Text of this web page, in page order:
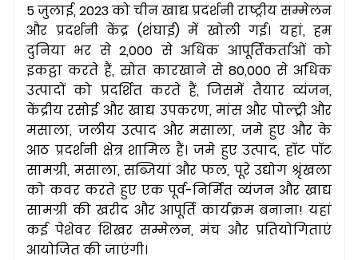
5 जुलाई, 2023 को चीन खाद्य प्रदर्शनी राष्ट्रीय सम्मेलन
और प्रदर्शनी केंद्र (शंघाई) में खोली गई। यहां, हम
दुनिया भर से 2,000 से अधिक आपूर्तिकर्ताओं को
इकट्ठा करते हैं, स्रोत कारखाने से 80,000 से अधिक
उत्पादों को प्रदर्शित करते हैं, जिसमें तैयार व्यंजन,
केंद्रीय रसोई और खाद्य उपकरण, मांस और पोल्ट्री और
मसाला, जलीय उत्पाद और मसाला, जमे हुए और के
आठ प्रदर्शनी क्षेत्र शामिल हैं। जमे हुए उत्पाद, हॉट पॉट
सामग्री, मसाला, सब्जियां और फल, पूरे उद्योग श्रृंखला
को कवर करते हुए एक पूर्व-निर्मित व्यंजन और खाद्य
सामग्री की खरीद और आपूर्ति कार्यक्रम बनाना! यहां
कई पेशेवर शिखर सम्मेलन, मंच और प्रतियोगिताएं
आयोजित की जाएंगी।